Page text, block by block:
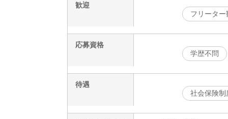
歓迎
フリーター
応募資格
学歴不問
待遇
社会保険制